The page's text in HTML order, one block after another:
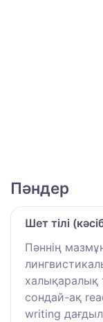
Пәндер
Шет тілі
Пәннің
халықаралық
сондай-ақ
writing